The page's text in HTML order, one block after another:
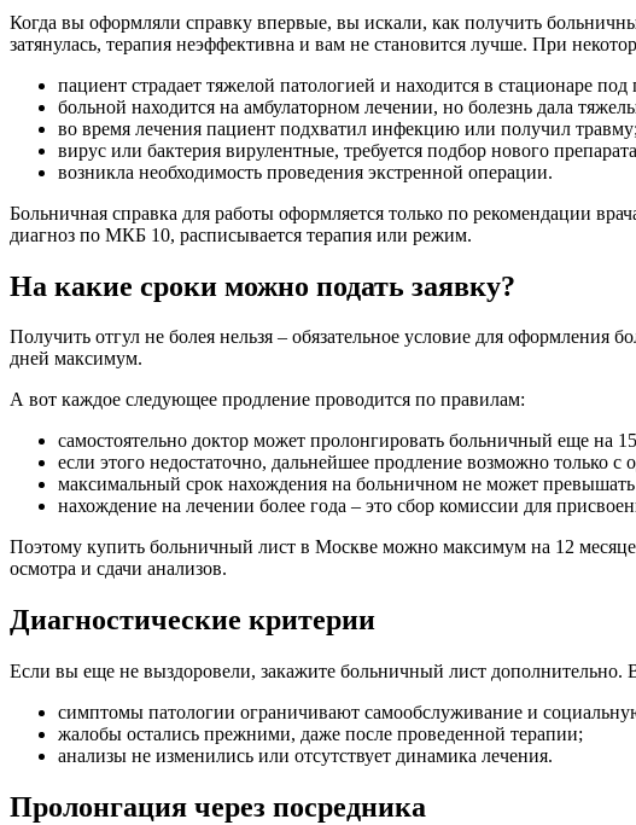
Когда вы оформляли справку впервые, вы искали, как получить
затянулась, терапия неэффективна и вам не становится лучше. При
пациент страдает тяжелой патологией и находится в стационаре
больной находится на амбулаторном лечении, но болезнь дала
во время лечения пациент подхватил инфекцию или получил травму;
вирус или бактерия вирулентные, требуется подбор нового
возникла необходимость проведения экстренной операции.
Больничная справка для работы оформляется только по рекомендации
диагноз по МКБ 10, расписывается терапия или режим.
На какие сроки можно подать заявку?
Получить отгул не болея нельзя – обязательное условие для оформления
дней максимум.
А вот каждое следующее продление проводится по правилам:
самостоятельно доктор может пролонгировать больничный еще на
если этого недостаточно, дальнейшее продление возможно только с
максимальный срок нахождения на больничном не может
нахождение на лечении более года – это сбор комиссии для
Поэтому купить больничный лист в Москве можно максимум на 12
осмотра и сдачи анализов.
Диагностические критерии
Если вы еще не выздоровели, закажите больничный лист
симптомы патологии ограничивают самообслуживание и
жалобы остались прежними, даже после проведенной терапии;
анализы не изменились или отсутствует динамика лечения.
Пролонгация через посредника